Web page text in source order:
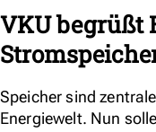
VKU begrüßt
Speicher sind
Energiewelt. Nun